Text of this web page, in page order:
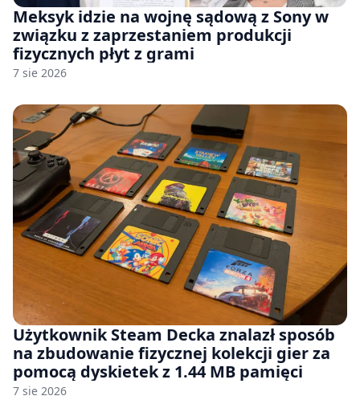
Meksyk idzie na wojnę sądową z Sony w
związku z zaprzestaniem produkcji
fizycznych płyt z grami
7 sie 2026
Użytkownik Steam Decka znalazł sposób
na zbudowanie fizycznej kolekcji gier za
pomocą dyskietek z 1.44 MB pamięci
7 sie 2026